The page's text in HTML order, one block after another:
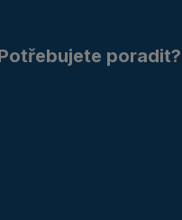
poradit?